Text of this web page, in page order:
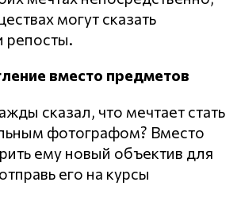
могут сказать
репосты.
вместо предметов
сказал, что мечтает стать
фотографом? Вместо
ему новый объектив для
его на курсы